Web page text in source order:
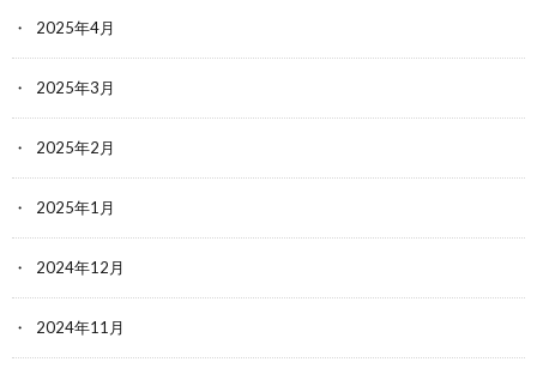
2025年4月
2025年3月
2025年2月
2025年1月
2024年12月
2024年11月